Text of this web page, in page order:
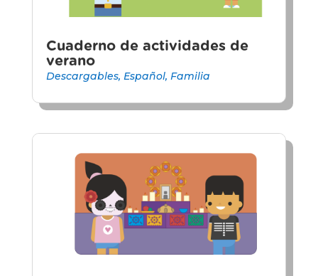
Cuaderno de actividades de
verano
Descargables, Español, Familia